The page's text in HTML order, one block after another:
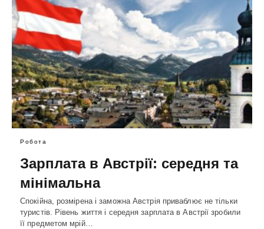
Робота
Зарплата в Австрії: середня та
мінімальна
Спокійна, розмірена і заможна Австрія приваблює не тільки
туристів. Рівень життя і середня зарплата в Австрії зробили
її предметом мрій…